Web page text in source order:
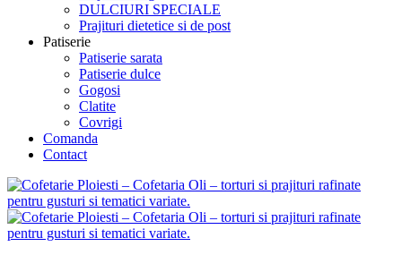
DULCIURI SPECIALE
Prajituri dietetice si de post
Patiserie
Patiserie sarata
Patiserie dulce
Gogosi
Clatite
Covrigi
Comanda
Contact